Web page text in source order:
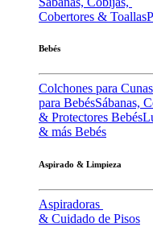
Cobertores & Toallas
Bebés
Colchones para Cunas
para BebésSábanas,
& Protectores Bebés
& más Bebés
Aspirado & Limpieza
Aspiradoras
& Cuidado de Pisos